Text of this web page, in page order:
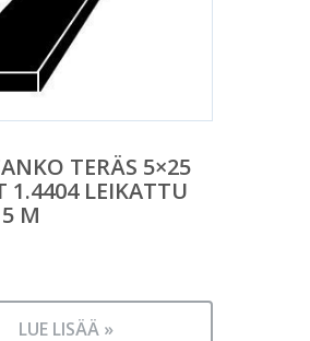
TERÄS 5×25
1.4404 LEIKATTU
M
LUE LISÄÄ »